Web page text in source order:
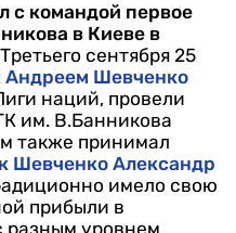
с командой первое
в Киеве в
Третьего сентября 25
Андреем Шевченко
наций, провели
им. В.Банникова
также принимал
Шевченко Александр
имело свою
прибыли в